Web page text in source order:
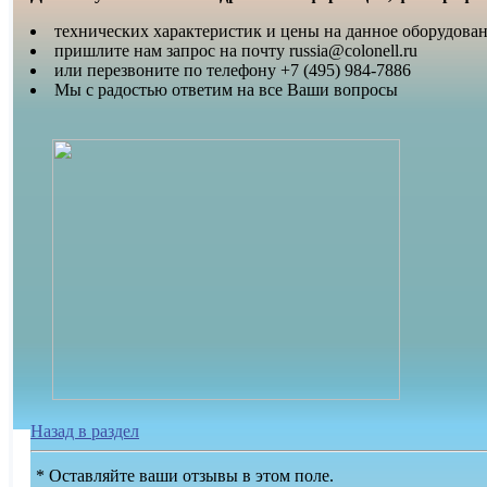
технических характеристик и цены на данное
пришлите нам запрос на почту russia@colonell.ru
или перезвоните по телефону +7 (495) 984-7886
Мы с радостью ответим на все Ваши вопросы
Назад в раздел
* Оставляйте ваши отзывы в этом поле.